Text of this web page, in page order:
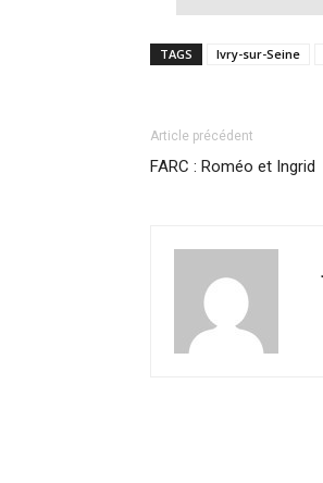
TAGS Ivry-sur-Seine
Article précédent
FARC : Roméo et Ingrid